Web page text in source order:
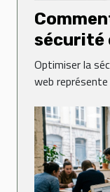
sécurité
de votre
Optimiser la
web